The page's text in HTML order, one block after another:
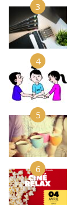
3
4
5
6